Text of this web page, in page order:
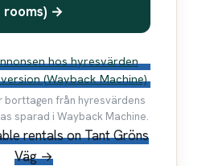
rooms) →
hos hyresvärden
(Wayback Machine)
borttagen från hyresvärdens
sparad i Wayback Machine.
rentals on Tant Gröns
Väg →